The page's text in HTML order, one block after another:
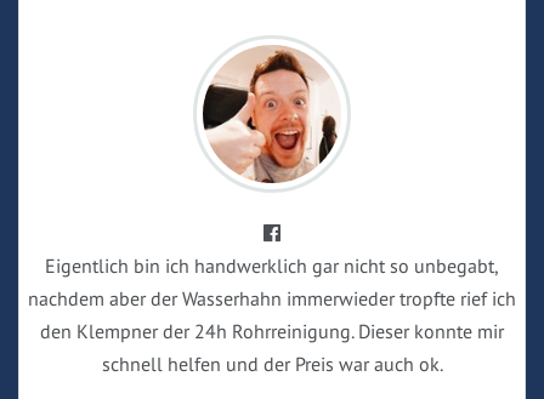
Eigentlich bin ich handwerklich gar nicht so unbegabt,
nachdem aber der Wasserhahn immerwieder tropfte rief ich
den Klempner der 24h Rohrreinigung. Dieser konnte mir
schnell helfen und der Preis war auch ok.